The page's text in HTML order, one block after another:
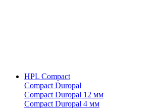
HPL Compact
Compact Duropal
Compact Duropal 12 мм
Compact Duropal 4 мм